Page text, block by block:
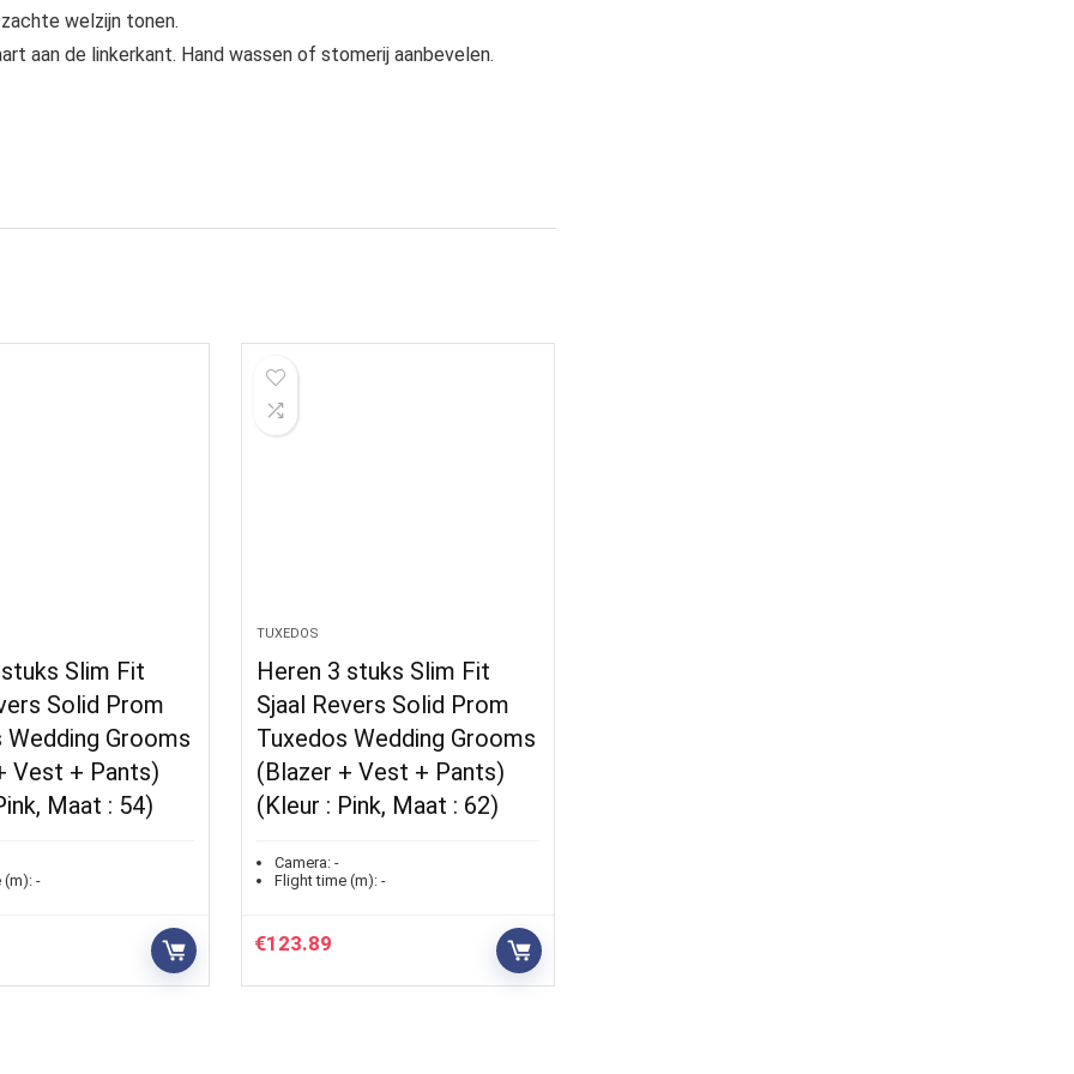
welzijn tonen.
aan de linkerkant. Hand wassen of stomerij aanbevelen.
Slim Fit
Solid Prom
Wedding Grooms
Vest + Pants)
Maat : 54)
(m):-
TUXEDOS
Heren 3 stuks Slim Fit
Sjaal Revers Solid Prom
Tuxedos Wedding Grooms
(Blazer + Vest + Pants)
(Kleur : Pink, Maat : 62)
Camera: -
Flight time (m): -
€123.89